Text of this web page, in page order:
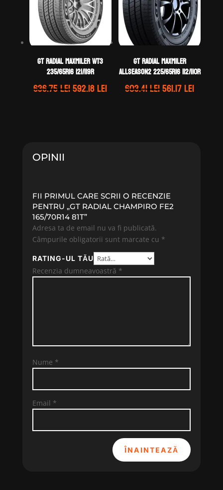
GT Radial MAXMILER WT3
235/65R16 121/119R
636.75leiPrețul
592.18leiPrețul
GT Radial MAXMILER
ALLSEASON2 225/65R16 112/110R
603.41leiPrețul
561.17leiPrețul
OPINII
FII PRIMUL CARE SCRII O RECENZIE
PENTRU „GT RADIAL CHAMPIRO FE2
165/70R14 81T”
Adresa ta de email nu va fi publicată.
Câmpurile obligatorii sunt marcate cu *
RATING-UL TĂU
Recenzia dumneavoastră *
Nume *
Email *
ÎNAINTEAZĂ